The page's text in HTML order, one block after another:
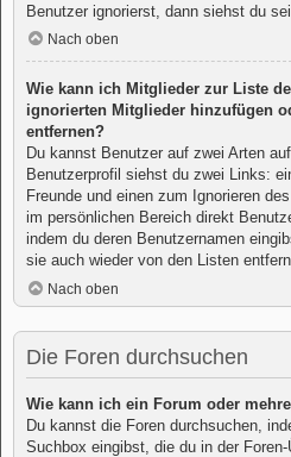
Benutzer ignorierst, dann siehst du
Nach oben
Wie kann ich Mitglieder zur Liste
ignorierten Mitglieder hinzufügen
entfernen?
Du kannst Benutzer auf zwei Arten
Benutzerprofil siehst du zwei Links:
Freunde und einen zum Ignorieren
im persönlichen Bereich direkt
indem du deren Benutzernamen
sie auch wieder von den Listen
Nach oben
Die Foren durchsuchen
Wie kann ich ein Forum oder
Du kannst die Foren durchsuchen,
Suchbox eingibst, die du in der